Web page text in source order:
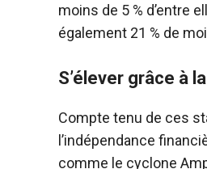
moins de 5 % d’entre
également 21 % de
S’élever grâce à
Compte tenu de ces
l’indépendance
comme le cyclone